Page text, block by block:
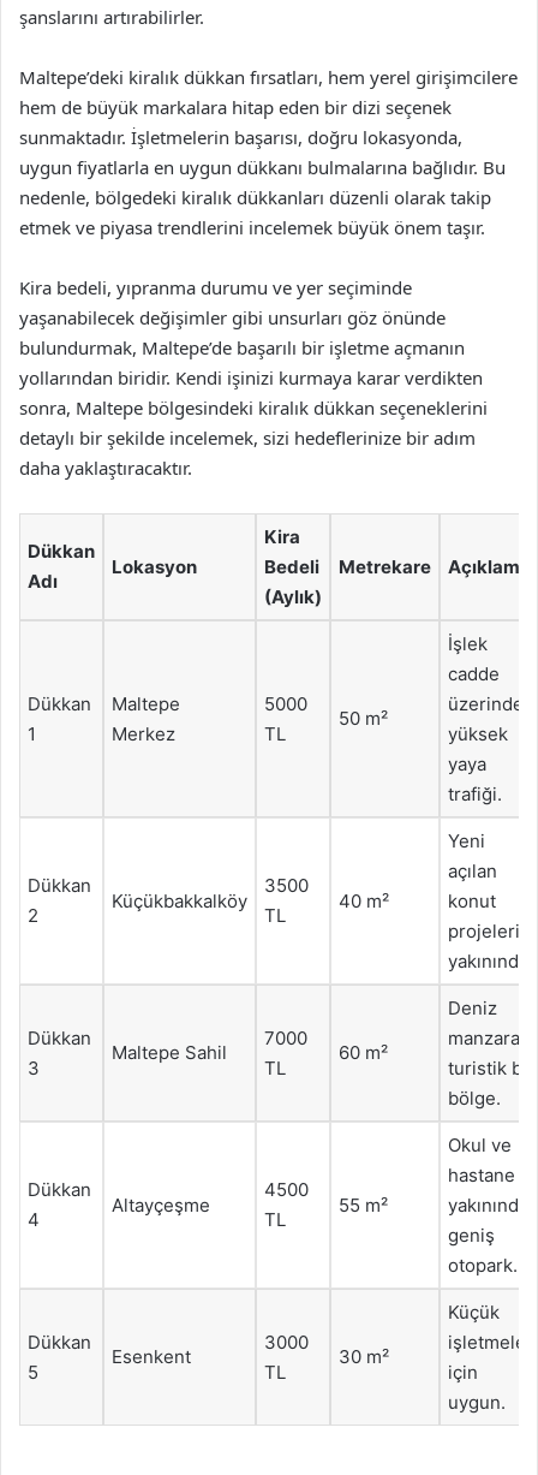
şanslarını artırabilirler.
Maltepe’deki kiralık dükkan fırsatları, hem yerel girişimcilere
hem de büyük markalara hitap eden bir dizi seçenek
sunmaktadır. İşletmelerin başarısı, doğru lokasyonda,
uygun fiyatlarla en uygun dükkanı bulmalarına bağlıdır. Bu
nedenle, bölgedeki kiralık dükkanları düzenli olarak takip
etmek ve piyasa trendlerini incelemek büyük önem taşır.
Kira bedeli, yıpranma durumu ve yer seçiminde
yaşanabilecek değişimler gibi unsurları göz önünde
bulundurmak, Maltepe’de başarılı bir işletme açmanın
yollarından biridir. Kendi işinizi kurmaya karar verdikten
sonra, Maltepe bölgesindeki kiralık dükkan seçeneklerini
detaylı bir şekilde incelemek, sizi hedeflerinize bir adım
daha yaklaştıracaktır.
Dükkan
Adı
Lokasyon
Kira
Bedeli
(Aylık)
Metrekare Açıklama
Dükkan
1
Maltepe
Merkez
5000
TL
50 m²
İşlek
cadde
üzerinde,
yüksek
yaya
trafiği.
Dükkan
2
Küçükbakkalköy
3500
TL
40 m²
Yeni
açılan
konut
projeleri
yakınında.
Dükkan
3
Maltepe Sahil
7000
TL
60 m²
Deniz
manzaralı,
turistik bir
bölge.
Dükkan
4
Altayçeşme
4500
TL
55 m²
Okul ve
hastane
yakınında,
geniş
otopark.
Dükkan
5
Esenkent
3000
TL
30 m²
Küçük
işletmeler
için
uygun.